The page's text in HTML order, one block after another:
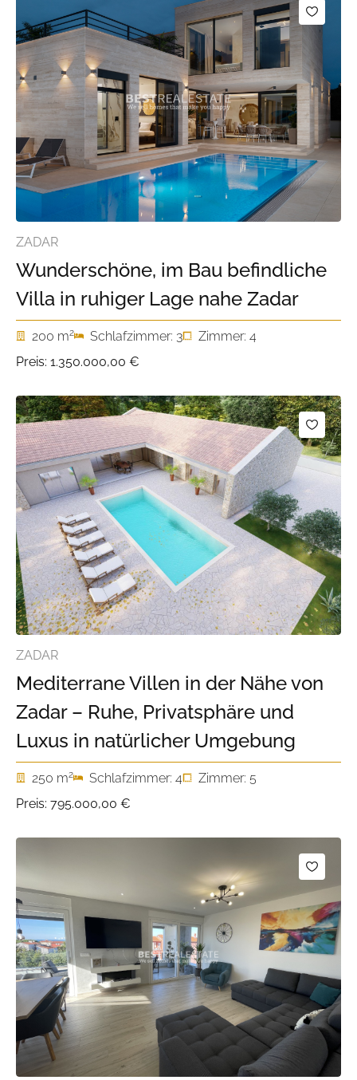
ZADAR
Wunderschöne, im Bau befindliche
Villa in ruhiger Lage nahe Zadar
200 m2 Schlafzimmer: 3
Zimmer: 4
Preis: 1.350.000,00 €
ZADAR
Mediterrane Villen in der Nähe von
Zadar – Ruhe, Privatsphäre und
Luxus in natürlicher Umgebung
250 m2 Schlafzimmer: 4
Zimmer: 5
Preis: 795.000,00 €